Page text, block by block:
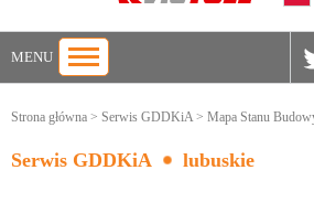
MENU
Strona główna > Serwis GDDKiA> Mapa Stanu
Serwis GDDKiA lubuskie